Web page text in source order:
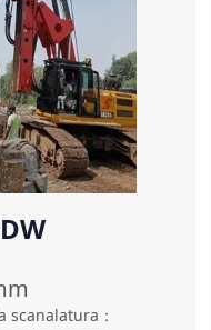
scanalatura ：